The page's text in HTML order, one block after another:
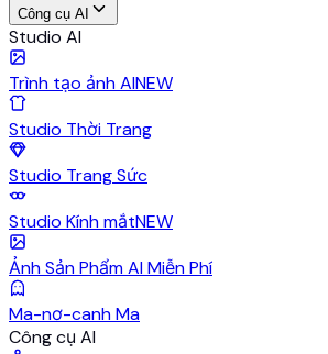
Công cụ AI
Studio AI
Trình tạo ảnh AINEW
Studio Thời Trang
Studio Trang Sức
Studio Kính mắtNEW
Ảnh Sản Phẩm AI Miễn Phí
Ma-nơ-canh Ma
Công cụ AI